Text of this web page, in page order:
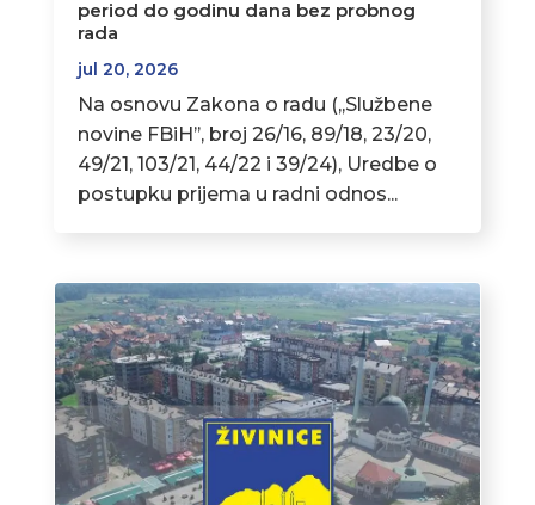
period do godinu dana bez probnog
rada
jul 20, 2026
Na osnovu Zakona o radu (,,Službene
novine FBiH’’, broj 26/16, 89/18, 23/20,
49/21, 103/21, 44/22 i 39/24), Uredbe o
postupku prijema u radni odnos...